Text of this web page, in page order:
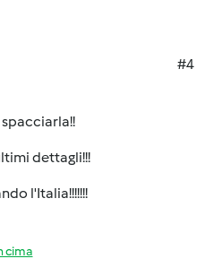
#4
dettagli!!!
l'Italia!!!!!!!
cima